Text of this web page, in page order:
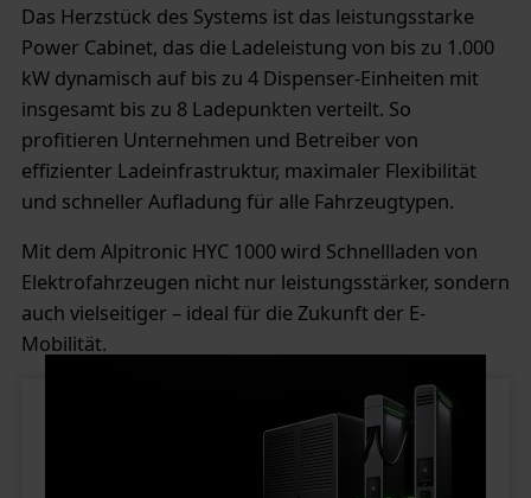
Das Herzstück des Systems ist das leistungsstarke
Power Cabinet, das die Ladeleistung von bis zu 1.000
kW dynamisch auf bis zu 4 Dispenser-Einheiten mit
insgesamt bis zu 8 Ladepunkten verteilt. So
profitieren Unternehmen und Betreiber von
effizienter Ladeinfrastruktur, maximaler Flexibilität
und schneller Aufladung für alle Fahrzeugtypen.
Mit dem Alpitronic HYC 1000 wird Schnellladen von
Elektrofahrzeugen nicht nur leistungsstärker, sondern
auch vielseitiger – ideal für die Zukunft der E-
Mobilität.